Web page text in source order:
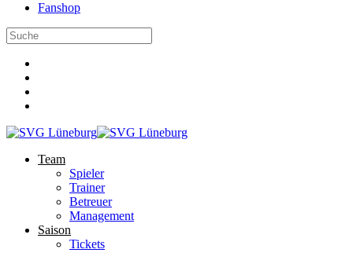
Fanshop
Team
Spieler
Trainer
Betreuer
Management
Saison
Tickets